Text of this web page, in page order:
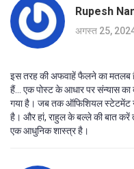
Rupesh
अगस्त 25,
इस तरह की अफवाहें फैलने का मतलब
हैं... एक पोस्ट के आधार पर संन्यास का
गया है। जब तक ऑफिशियल स्टेटमेंट
है। और हां, राहुल के बल्ले की बात
एक आधुनिक शास्त्र है।